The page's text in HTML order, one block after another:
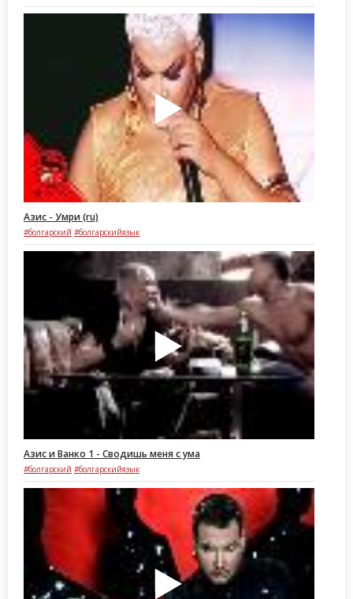
Азис - Умри (ru)
#болгарский #болгарскийязык
Азис и Ванко 1 - Сводишь меня с ума
#болгарский #болгарскийязык